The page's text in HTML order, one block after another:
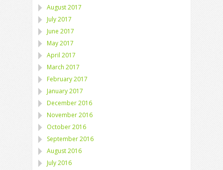
August 2017
July 2017
June 2017
May 2017
April 2017
March 2017
February 2017
January 2017
December 2016
November 2016
October 2016
September 2016
August 2016
July 2016